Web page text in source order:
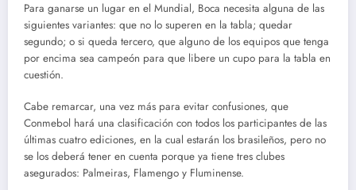
Para ganarse un lugar en el Mundial, Boca necesita alguna de las
siguientes variantes: que no lo superen en la tabla; quedar
segundo; o si queda tercero, que alguno de los equipos que tenga
por encima sea campeón para que libere un cupo para la tabla en
cuestión.
Cabe remarcar, una vez más para evitar confusiones, que
Conmebol hará una clasificación con todos los participantes de las
últimas cuatro ediciones, en la cual estarán los brasileños, pero no
se los deberá tener en cuenta porque ya tiene tres clubes
asegurados: Palmeiras, Flamengo y Fluminense.